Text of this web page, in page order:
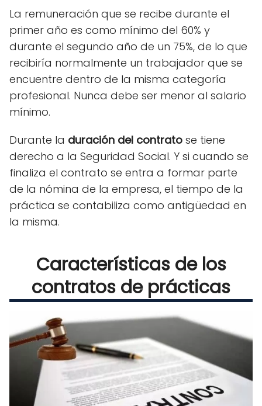
La remuneración que se recibe durante el
primer año es como mínimo del 60% y
durante el segundo año de un 75%, de lo que
recibiría normalmente un trabajador que se
encuentre dentro de la misma categoría
profesional. Nunca debe ser menor al salario
mínimo.
Durante la duración del contrato se tiene
derecho a la Seguridad Social. Y si cuando se
finaliza el contrato se entra a formar parte
de la nómina de la empresa, el tiempo de la
práctica se contabiliza como antigüedad en
la misma.
Características de los
contratos de prácticas